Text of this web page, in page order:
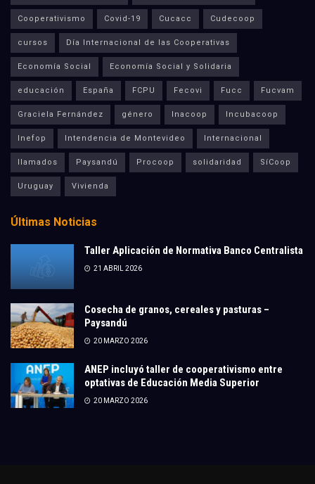
Cooperativismo Covid-19 Cucacc Cudecoop
cursos Día Internacional de las Cooperativas
Economía Social Economía Social y Solidaria
educación España FCPU Fecovi Fucc Fucvam
Graciela Fernández género Inacoop Incubacoop
Inefop Intendencia de Montevideo Internacional
llamados Paysandú Procoop solidaridad SíCoop
Uruguay Vivienda
Últimas Noticias
Taller Aplicación de Normativa Banco Centralista
21 ABRIL 2026
Cosecha de granos, cereales y pasturas –
Paysandú
20 MARZO 2026
ANEP incluyó taller de cooperativismo entre
optativas de Educación Media Superior
20 MARZO 2026